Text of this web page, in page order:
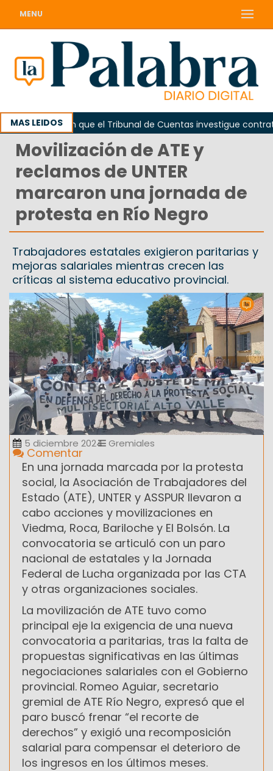
MENU
MAS LEIDOS
Piden que el Tribunal de Cuentas investigue
Movilización de ATE y
reclamos de UNTER
marcaron una jornada de
protesta en Río Negro
Trabajadores estatales exigieron paritarias y
mejoras salariales mientras crecen las
críticas al sistema educativo provincial.
5 diciembre 2024 Gremiales
Comentar
En una jornada marcada por la protesta
social, la Asociación de Trabajadores del
Estado (ATE), UNTER y ASSPUR llevaron a
cabo acciones y movilizaciones en
Viedma, Roca, Bariloche y El Bolsón. La
convocatoria se articuló con un paro
nacional de estatales y la Jornada
Federal de Lucha organizada por las CTA
y otras organizaciones sociales.
La movilización de ATE tuvo como
principal eje la exigencia de una nueva
convocatoria a paritarias, tras la falta de
propuestas significativas en las últimas
negociaciones salariales con el Gobierno
provincial. Romeo Aguiar, secretario
gremial de ATE Río Negro, expresó que el
paro buscó frenar “el recorte de
derechos” y exigió una recomposición
salarial para compensar el deterioro de
los ingresos en los últimos meses.